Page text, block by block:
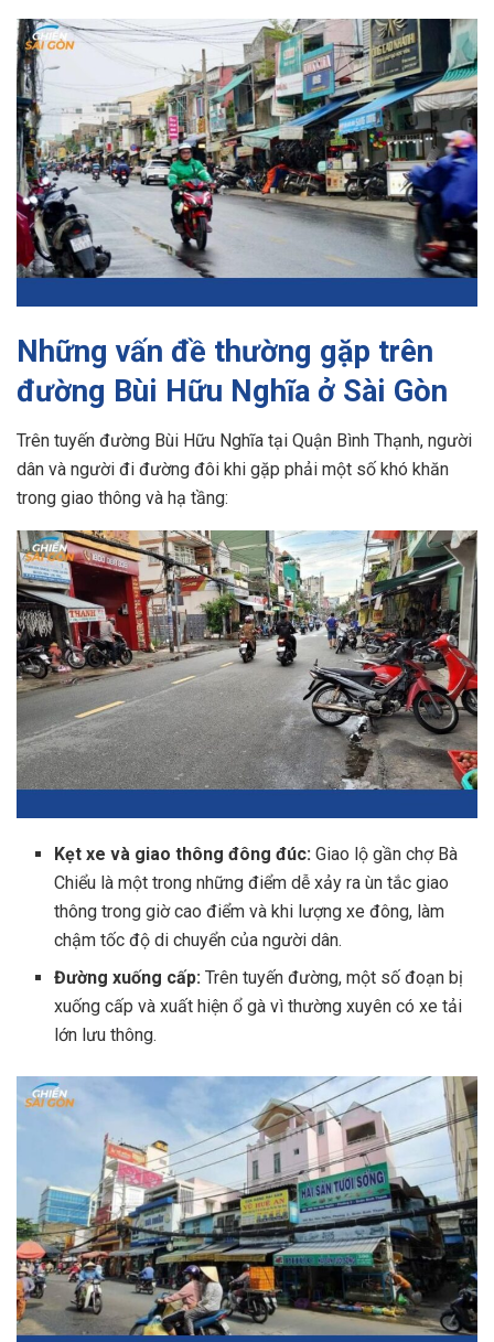
Những vấn đề thường gặp trên
đường Bùi Hữu Nghĩa ở Sài Gòn
Trên tuyến đường Bùi Hữu Nghĩa tại Quận Bình Thạnh, người
dân và người đi đường đôi khi gặp phải một số khó khăn
trong giao thông và hạ tầng:
Kẹt xe và giao thông đông đúc: Giao lộ gần chợ Bà
Chiểu là một trong những điểm dễ xảy ra ùn tắc giao
thông trong giờ cao điểm và khi lượng xe đông, làm
chậm tốc độ di chuyển của người dân.
Đường xuống cấp:Trên tuyến đường, một số đoạn bị
xuống cấp và xuất hiện ổ gà vì thường xuyên có xe tải
lớn lưu thông.